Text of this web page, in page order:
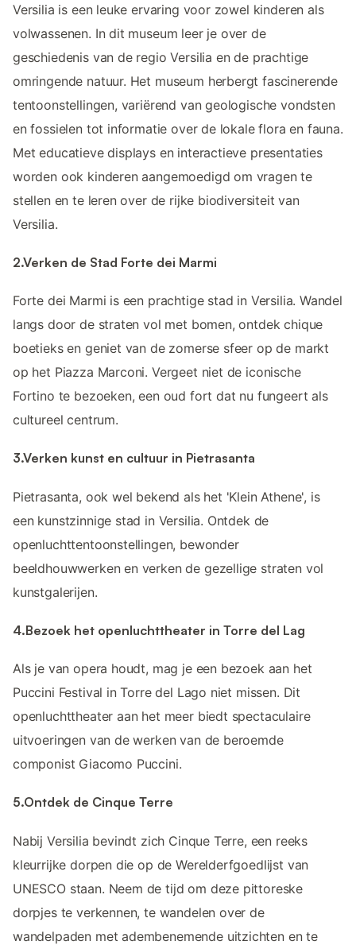
Versilia is een leuke ervaring voor zowel kinderen als
volwassenen. In dit museum leer je over de
geschiedenis van de regio Versilia en de prachtige
omringende natuur. Het museum herbergt fascinerende
tentoonstellingen, variërend van geologische vondsten
en fossielen tot informatie over de lokale flora en fauna.
Met educatieve displays en interactieve presentaties
worden ook kinderen aangemoedigd om vragen te
stellen en te leren over de rijke biodiversiteit van
Versilia.
2.Verken de Stad Forte dei Marmi
Forte dei Marmi is een prachtige stad in Versilia. Wandel
langs door de straten vol met bomen, ontdek chique
boetieks en geniet van de zomerse sfeer op de markt
op het Piazza Marconi. Vergeet niet de iconische
Fortino te bezoeken, een oud fort dat nu fungeert als
cultureel centrum.
3.Verken kunst en cultuur in Pietrasanta
Pietrasanta, ook wel bekend als het 'Klein Athene', is
een kunstzinnige stad in Versilia. Ontdek de
openluchttentoonstellingen, bewonder
beeldhouwwerken en verken de gezellige straten vol
kunstgalerijen.
4.Bezoek het openluchttheater in Torre del Lag
Als je van opera houdt, mag je een bezoek aan het
Puccini Festival in Torre del Lago niet missen. Dit
openluchttheater aan het meer biedt spectaculaire
uitvoeringen van de werken van de beroemde
componist Giacomo Puccini.
5.Ontdek de Cinque Terre
Nabij Versilia bevindt zich Cinque Terre, een reeks
kleurrijke dorpen die op de Werelderfgoedlijst van
UNESCO staan. Neem de tijd om deze pittoreske
dorpjes te verkennen, te wandelen over de
wandelpaden met adembenemende uitzichten en te